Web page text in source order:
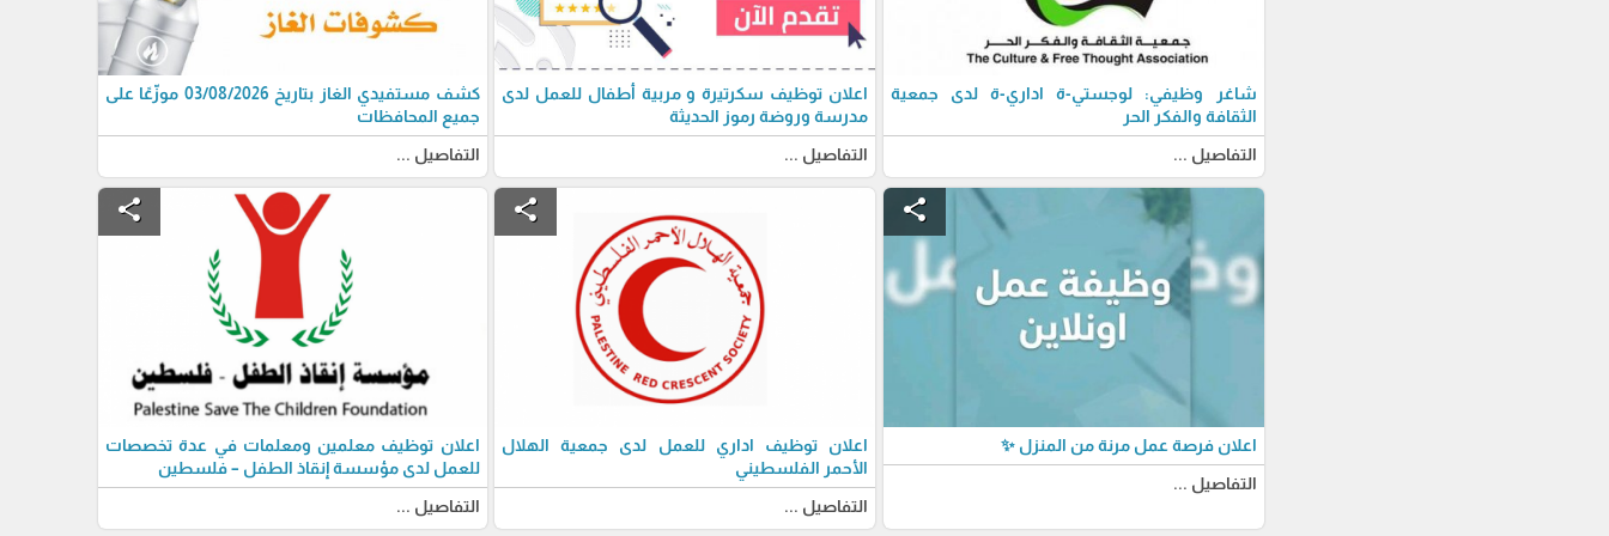
شاغر وظيفي: لوجستي-ة اداري-ة لدى جمعية
الثقافة والفكر الحر
اعلان توظيف سكرتيرة و مربية أطفال للعمل لدى
مدرسة وروضة رموز الحديثة
جميع المحافظات
share
اعلان توظيف اداري للعمل لدى جمعية الهلال
الأحمر الفلسطيني
اعلان توظيف معلمين ومعلمات في عدة تخصصات
للعمل لدى مؤسسة إنقاذ الطفل – فلسطين